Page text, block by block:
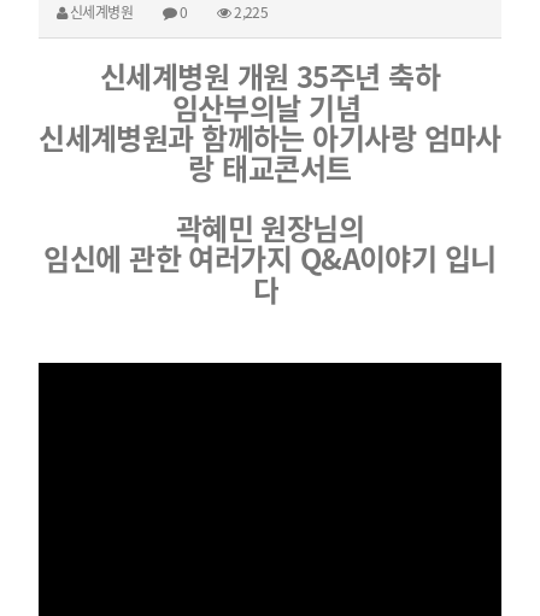
신세계병원 0 2,225
신세계병원 개원 35주년 축하
임산부의날 기념
신세계병원과 함께하는 아기사랑 엄마사
랑 태교콘서트
곽혜민 원장님의
임신에 관한 여러가지 Q&A이야기 입니
다